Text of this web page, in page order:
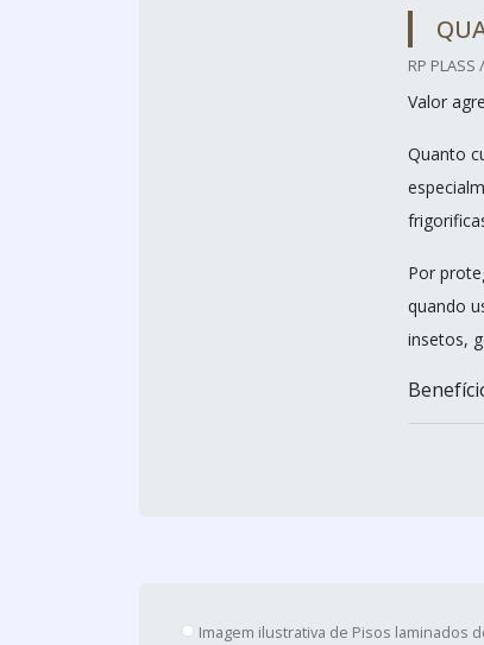
RP PLASS
Valor
Quanto
Por
quando
insetos,
Imagem ilustrativa de Pisos laminados